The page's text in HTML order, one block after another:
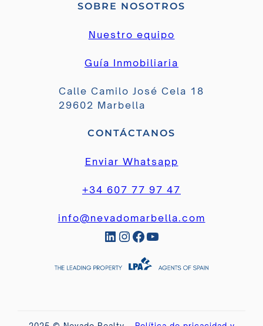
SOBRE NOSOTROS
Nuestro equipo
Guía Inmobiliaria
Calle Camilo José Cela 18
29602 Marbella
CONTÁCTANOS
Enviar Whatsapp
+34 607 77 97 47
info@nevadomarbella.com
LinkedIn InstagramFacebook YouTube